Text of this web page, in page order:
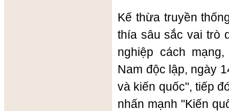
Kế thừa truyền
thía sâu sắc vai trò
nghiệp cách
Nam độc lập, ngày
và kiến quốc", tiếp
nhấn mạnh "Kiến